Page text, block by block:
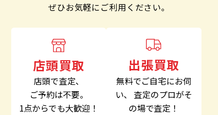
ぜひお気軽にご利用ください。
店頭買取
店頭で査定、
ご予約は不要。
1点からでも大歓迎！
出張買取
無料でご自宅にお伺
い、
査定のプロがそ
の場で査定！